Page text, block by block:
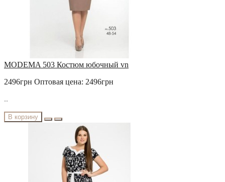
MODEMA 503 Костюм юбочный vn
2496грн Оптовая цена: 2496грн
..
В корзину